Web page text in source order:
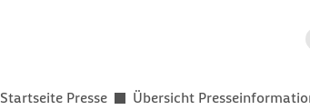
Sie befinden sich hier:
Startseite Presse Übersicht